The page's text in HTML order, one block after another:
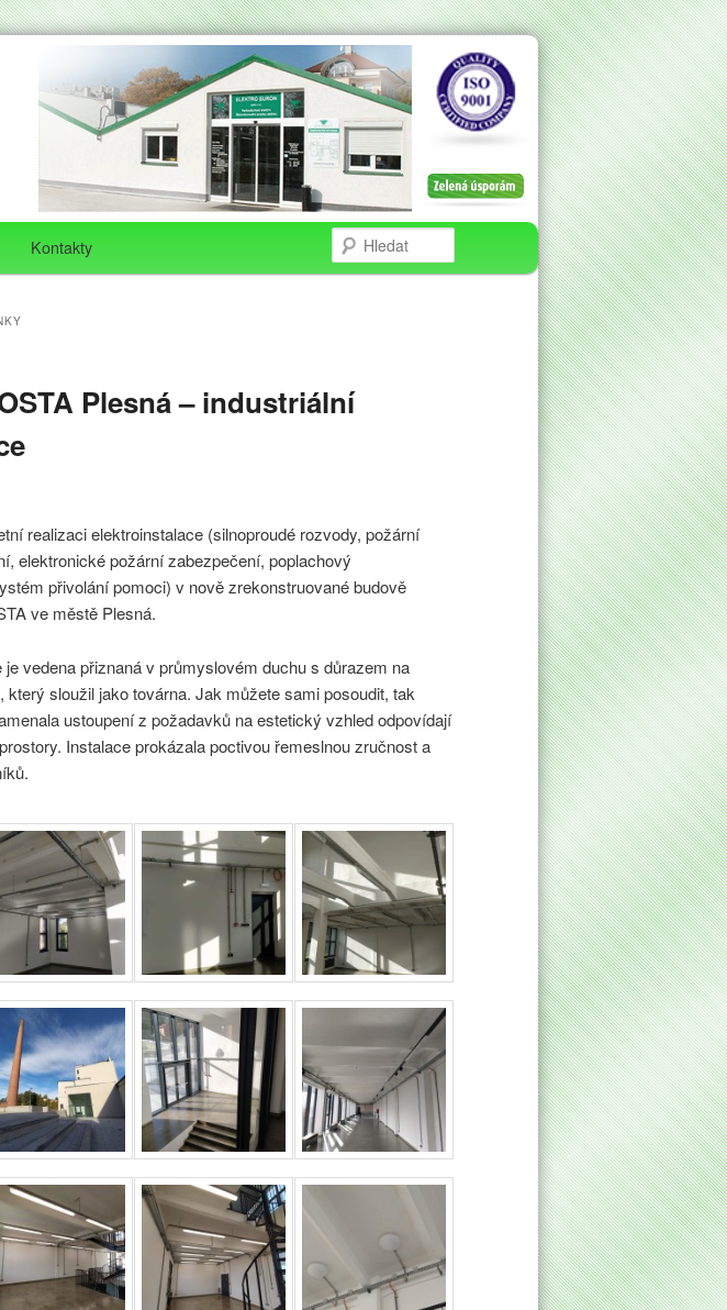
Kontakty
Plesná – industriální
realizaci elektroinstalace (silnoproudé rozvody, požární
elektronické požární zabezpečení, poplachový
přivolání pomoci) v nově zrekonstruované budově
ve městě Plesná.
vedena přiznaná v průmyslovém duchu s důrazem na
který sloužil jako továrna. Jak můžete sami posoudit, tak
ustoupení z požadavků na estetický vzhled odpovídají
Instalace prokázala poctivou řemeslnou zručnost a